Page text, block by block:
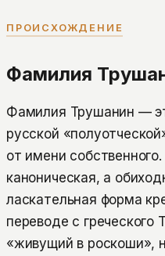
ПРОИСХОЖДЕНИЕ
Фамилия
Фамилия Трушанин —
русской
от имени
каноническая, а
ласкательная форма
переводе с греческого
«живущий в роскоши»,